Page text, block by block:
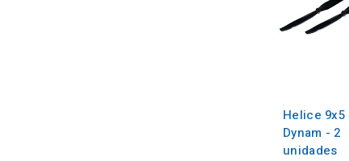
Helice 9x5
Dynam - 2
unidades